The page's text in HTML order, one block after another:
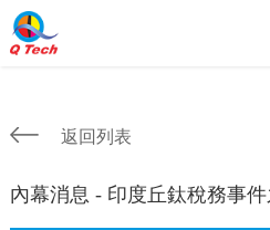
返回列表
內幕消息 - 印度丘鈦稅務事